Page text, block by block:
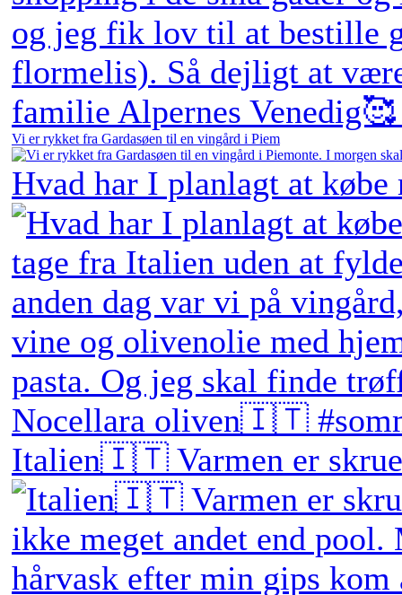
Vi er rykket fra Gardasøen til en vingård i Piem
Hvad har I planlagt at
Italien🇮🇹 Varmen er